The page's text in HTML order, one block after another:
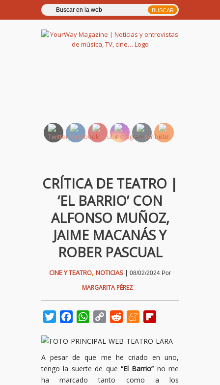
CRÍTICA DE TEATRO |
‘EL BARRIO’ CON
ALFONSO MUÑOZ,
JAIME MACANÁS Y
ROBER PASCUAL
CINE Y TEATRO, NOTICIAS | 08/02/2024 Por
MARGARITA PÉREZ
TwitterFacebookWhatsApp
Copy
Reddit Meneame
A pesar de que me he criado en uno,
tengo la suerte de que “El Barrio”no me
ha marcado tanto como a los